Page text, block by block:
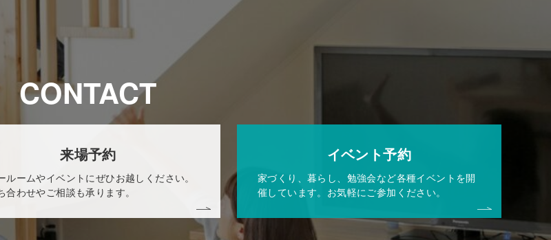
CONTACT
来場予約
ルームやイベントにぜひお越しください。
合わせやご相談も承ります。
イベント予約
家づくり、暮らし、勉強会など各種イベントを開
催しています。お気軽にご参加ください。